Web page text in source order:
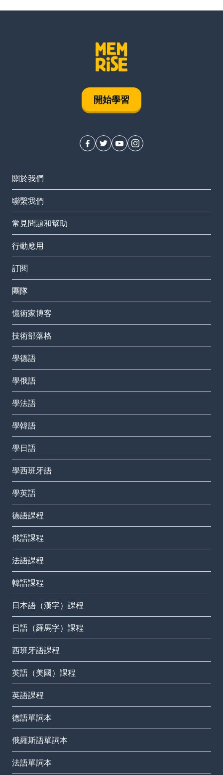
開始學習
關於我們
聯繫我們
常見問題和幫助
行動應用
訂閱
團隊
憶術家博客
技術部落格
學德語
學俄語
學法語
學韓語
學日語
學西班牙語
學英語
德語課程
俄語課程
法語課程
韓語課程
日本語（漢字）課程
日語（羅馬字）課程
西班牙語課程
英語（美國）課程
英語課程
德語單詞本
俄羅斯語單詞本
法語單詞本